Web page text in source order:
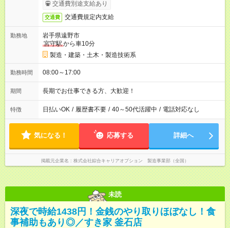
交通費別途支給あり
交通費 交通費規定内支給
勤務地
岩手県遠野市
宮守駅から車10分
製造・建築・土木・製造技術系
勤務時間 08:00～17:00
期間 長期でお仕事できる方、大歓迎！
特徴 日払いOK / 履歴書不要 / 40～50代活躍中 / 電話対応なし
気になる！ 応募する 詳細へ
掲載元企業名 株式会社綜合キャリアオプション 製造事業部（全国）
未読
深夜で時給1438円！金銭のやり取りほぼなし！食
事補助もあり◎／すき家 釜石店